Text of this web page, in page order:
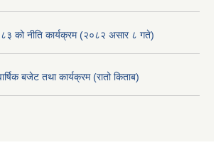
को नीति कार्यक्रम (२०८२ असार ८ गते)
बजेट तथा कार्यक्रम (रातो किताब)